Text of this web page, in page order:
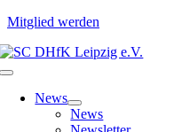
Mitglied werden
Zum
Inhalt
Toggle
NavigationNews
News